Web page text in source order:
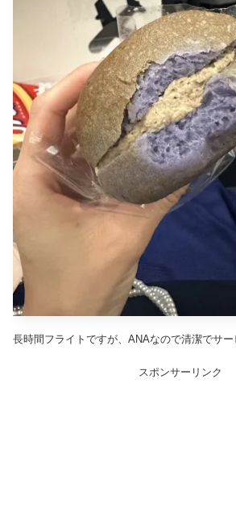
長時間フライトですが、ANAなので清潔でサ
スポンサーリンク